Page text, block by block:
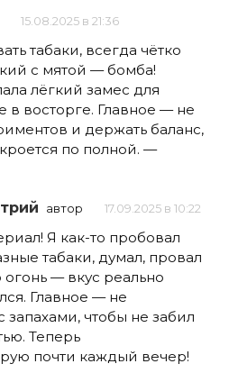
15.08.2025 в 21:36
табаки, всегда чётко
с мятой — бомба!
лёгкий замес для
в восторге. Главное — не
и держать баланс,
по полной. —
автор 17.09.2025 в 10:22
Я как-то пробовал
табаки, думал, провал
— вкус реально
Главное — не
чтобы не забил
Теперь
почти каждый вечер!